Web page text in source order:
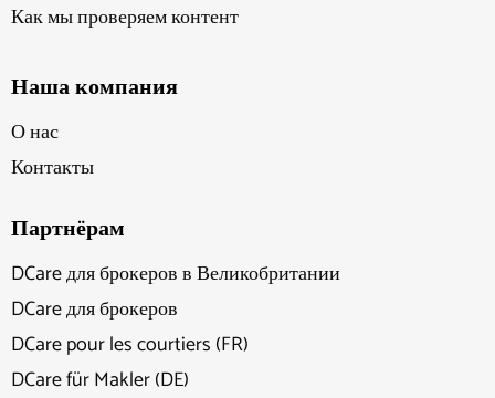
Как мы проверяем контент
Наша компания
О нас
Контакты
Партнёрам
DCare для брокеров в Великобритании
DCare для брокеров
DCare pour les courtiers (FR)
DCare für Makler (DE)